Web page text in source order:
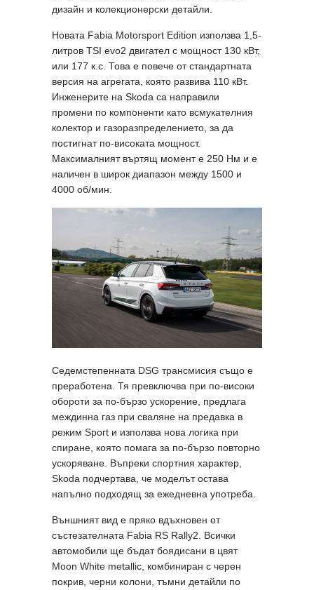
дизайн и колекционерски детайли.
Новата Fabia Motorsport Edition използва 1,5-
литров TSI evo2 двигател с мощност 130 кВт,
или 177 к.с. Това е повече от стандартната
версия на агрегата, която развива 110 кВт.
Инженерите на Skoda са направили
промени по компоненти като всмукателния
колектор и газоразпределението, за да
постигнат по-високата мощност.
Максималният въртящ момент е 250 Нм и е
наличен в широк диапазон между 1500 и
4000 об/мин.
Седемстепенната DSG трансмисия също е
преработена. Тя превключва при по-високи
обороти за по-бързо ускорение, предлага
междинна газ при сваляне на предавка в
режим Sport и използва нова логика при
спиране, която помага за по-бързо повторно
ускоряване. Въпреки спортния характер,
Skoda подчертава, че моделът остава
напълно подходящ за ежедневна употреба.
Външният вид е пряко вдъхновен от
състезателната Fabia RS Rally2. Всички
автомобили ще бъдат боядисани в цвят
Moon White metallic, комбиниран с черен
покрив, черни колони, тъмни детайли по